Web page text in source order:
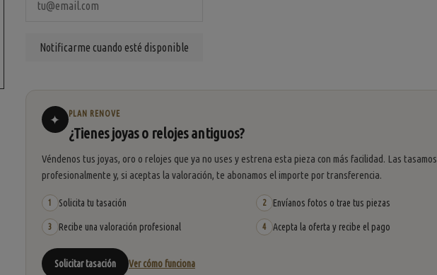
✦ PLAN RENOVE
¿Tienes joyas o relojes antiguos?
Véndenos tus joyas, oro o relojes que ya no uses y estrena esta pieza con más facilidad. Las tasamos
profesionalmente y, si aceptas la valoración, te abonamos el importe por transferencia.
1 Solicita tu tasación 2 Envíanos fotos o trae tus piezas
3 Recibe una valoración profesional 4 Acepta la oferta y recibe el pago
Solicitar tasación Ver cómo funciona